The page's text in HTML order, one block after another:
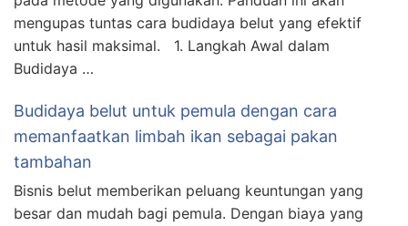
mengupas tuntas cara budidaya belut yang efektif
untuk hasil maksimal. 1. Langkah Awal dalam
Budidaya …
Budidaya belut untuk pemula dengan cara
memanfaatkan limbah ikan sebagai pakan
tambahan
Bisnis belut memberikan peluang keuntungan yang
besar dan mudah bagi pemula. Dengan biaya yang